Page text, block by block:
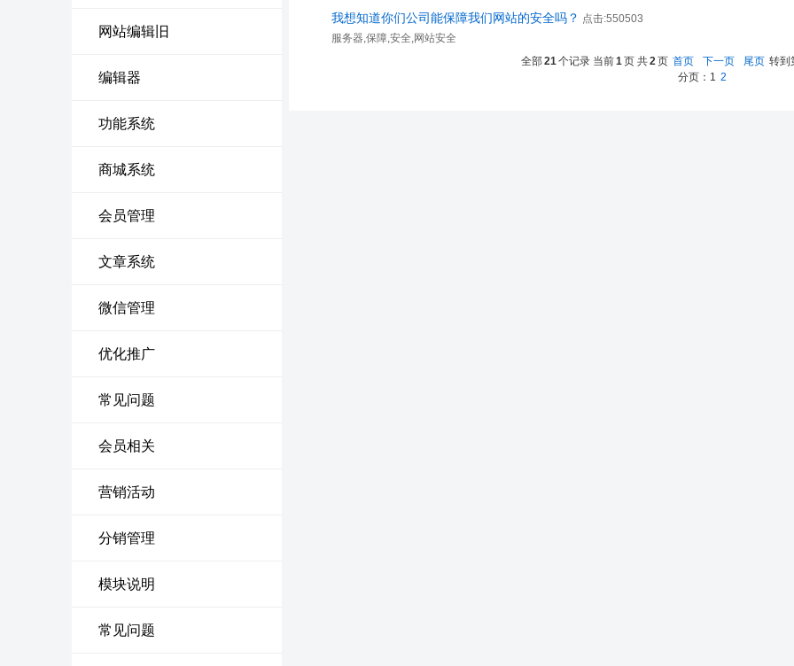
网站编辑旧
编辑器
功能系统
商城系统
会员管理
文章系统
微信管理
优化推广
常见问题
会员相关
营销活动
分销管理
模块说明
常见问题
我想知道你们公司能保障我们网站的安全吗？ 点击:550503
服务器,保障,安全,网站安全
全部21个记录 当前1页 共2页 首页 下一页 尾页 转到
分页： 1 2